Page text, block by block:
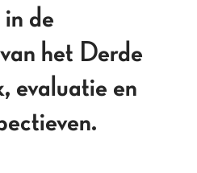
de
het Derde
evaluatie en